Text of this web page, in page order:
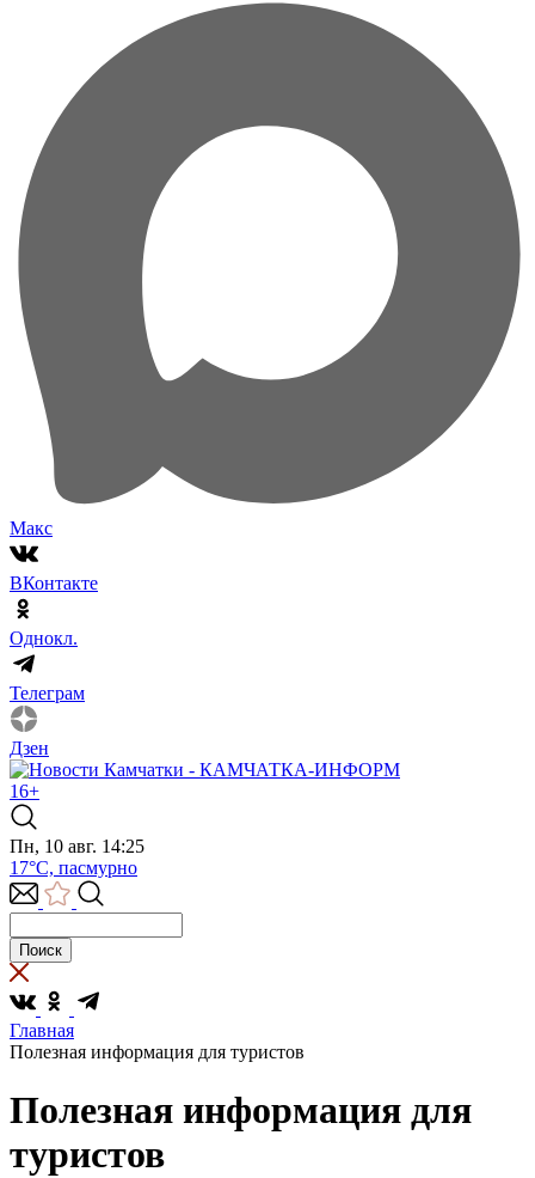
Макс
ВКонтакте
Однокл.
Телеграм
Дзен
16+
Пн, 10 авг. 14:25
17°C, пасмурно
Главная
Полезная информация для туристов
Полезная информация для
туристов